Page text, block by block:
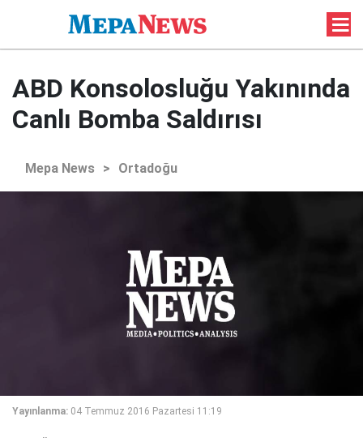
ABD Konsolosluğu Yakınında
Canlı Bomba Saldırısı
Mepa News > Ortadoğu
Yayınlanma: 04 Temmuz 2016 Pazartesi 11:19